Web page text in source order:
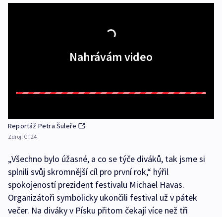
Nahrávám video
Reportáž Petra Šuleře
Zdroj: ČT24
„Všechno bylo úžasné, a co se týče diváků, tak jsme si
splnili svůj skromnější cíl pro první rok,“ hýřil
spokojeností prezident festivalu Michael Havas.
Organizátoři symbolicky ukončili festival už v pátek
večer. Na diváky v Písku přitom čekají více než tři